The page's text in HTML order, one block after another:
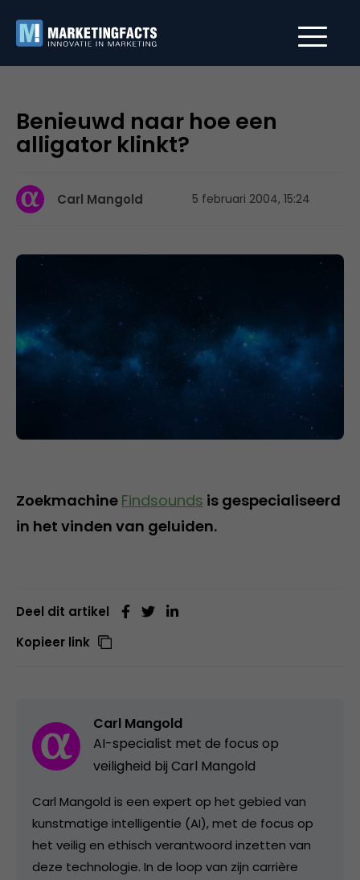
Benieuwd naar hoe een
alligator klinkt?
Carl Mangold 5 februari 2004, 15:24
Zoekmachine Findsounds is gespecialiseerd
in het vinden van geluiden.
Deel dit artikel
Kopieer link
Carl Mangold
AI-specialist met de focus op
veiligheid bij Carl Mangold
Carl Mangold is een expert op het gebied van
kunstmatige intelligentie (AI), met de focus op
het veilig en ethisch verantwoord inzetten van
deze technologie. In de loop van zijn carrière